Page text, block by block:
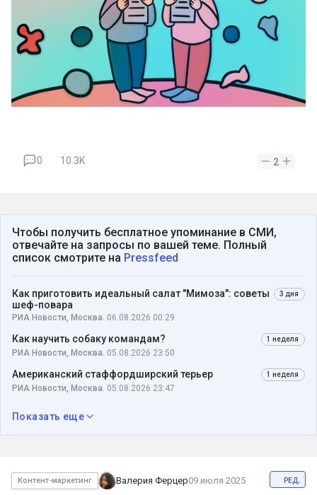
0 10.3K 2
Чтобы получить бесплатное упоминание в СМИ,
отвечайте на запросы по вашей теме. Полный
список смотрите на Pressfeed
Как приготовить идеальный салат "Мимоза": советы
шеф-повара
3 дня
РИА Новости, Москва. 06.08.2026 00:29
Как научить собаку командам? 1 неделя
РИА Новости, Москва. 05.08.2026 23:50
Американский стаффордширский терьер 1 неделя
РИА Новости, Москва. 05.08.2026 23:47
Показать еще
Контент-маркетинг Валерия Ферцер09 июля 2025 ред.